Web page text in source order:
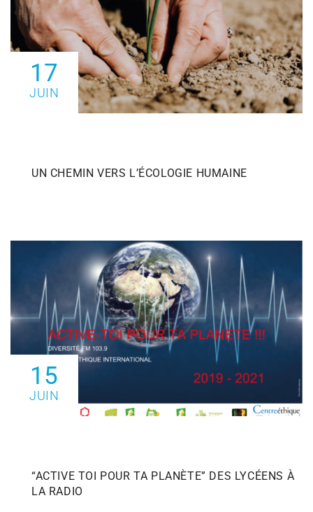
17
JUIN
UN CHEMIN VERS L’ÉCOLOGIE HUMAINE
15
JUIN
“ACTIVE TOI POUR TA PLANÈTE” DES LYCÉENS À
LA RADIO